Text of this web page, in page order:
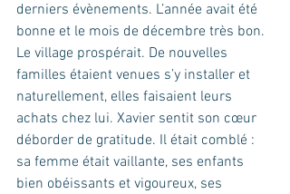
derniers évènements. L’année avait été
bonne et le mois de décembre très bon.
Le village prospérait. De nouvelles
familles étaient venues s’y installer et
naturellement, elles faisaient leurs
achats chez lui. Xavier sentit son cœur
déborder de gratitude. Il était comblé :
sa femme était vaillante, ses enfants
bien obéissants et vigoureux, ses